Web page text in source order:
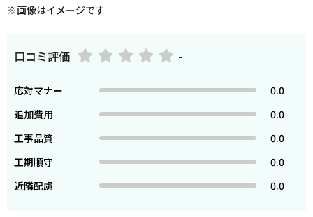
※画像はイメージです
口コミ評価 -
応対マナー
0.0
追加費用
0.0
工事品質
0.0
工期順守
0.0
近隣配慮
0.0